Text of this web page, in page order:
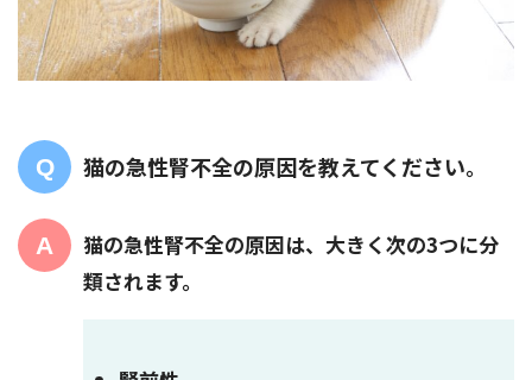
猫の急性腎不全の原因を教えてください。
猫の急性腎不全の原因は、大きく次の3つに分
類されます。